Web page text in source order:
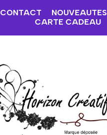
CONTACT NOUVEAUTES
CARTE CADEAU